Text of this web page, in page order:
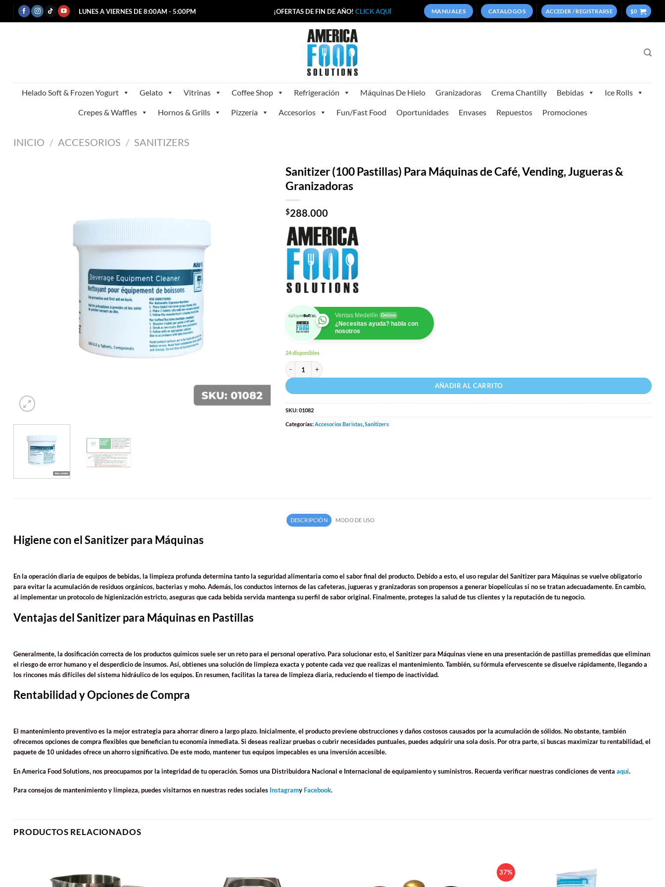
Saltar
LUNES A VIERNES DE 8:00AM - 5:00PM ¡OFERTAS DE FIN DE AÑO! CLICK AQUÍ MANUALES CATALOGOS ACCEDER / REGISTRARSE $0
Helado Soft & Frozen Yogurt Gelato Vitrinas Coffee Shop Refrigeración Máquinas De Hielo Granizadoras Crema Chantilly Bebidas Ice Rolls
Crepes & Waffles Hornos & Grills Pizzería Accesorios Fun/Fast Food Oportunidades Envases Repuestos Promociones
INICIO / ACCESORIOS / SANITIZERS
Sanitizer (100 Pastillas) Para Máquinas de Café, Vending, Jugueras &
Granizadoras
$288.000
Ventas Medellín Online
¿Necesitas ayuda? habla con
nosotros
24 disponibles
Sanitizer (100 Pastillas) Para Máquinas de Café, Vending, Jugueras & Granizadoras cantidad
AÑADIR AL CARRITO
SKU:01082
Categorías:Accesorios Baristas Sanitizers
DESCRIPCIÓN MODO DE USO
Higiene con el Sanitizer para Máquinas
En la operación diaria de equipos de bebidas, la limpieza profunda determina tanto la seguridad alimentaria como el sabor final del producto. Debido a esto, el uso regular del Sanitizer para Máquinas se vuelve obligatorio
para evitar la acumulación de residuos orgánicos, bacterias y moho. Además, los conductos internos de las cafeteras, jugueras y granizadoras son propensos a generar biopelículas si no se tratan adecuadamente. En cambio,
al implementar un protocolo de higienización estricto, aseguras que cada bebida servida mantenga su perfil de sabor original. Finalmente, proteges la salud de tus clientes y la reputación de tu negocio.
Ventajas del Sanitizer para Máquinas en Pastillas
Generalmente, la dosificación correcta de los productos químicos suele ser un reto para el personal operativo. Para solucionar esto, el Sanitizer para Máquinas viene en una presentación de pastillas premedidas que eliminan
el riesgo de error humano y el desperdicio de insumos. Así, obtienes una solución de limpieza exacta y potente cada vez que realizas el mantenimiento. También, su fórmula efervescente se disuelve rápidamente, llegando a
los rincones más difíciles del sistema hidráulico de los equipos. En resumen, facilitas la tarea de limpieza diaria, reduciendo el tiempo de inactividad.
Rentabilidad y Opciones de Compra
El mantenimiento preventivo es la mejor estrategia para ahorrar dinero a largo plazo. Inicialmente, el producto previene obstrucciones y daños costosos causados por la acumulación de sólidos. No obstante, también
ofrecemos opciones de compra flexibles que benefician tu economía inmediata. Si deseas realizar pruebas o cubrir necesidades puntuales, puedes adquirir una sola dosis. Por otra parte, si buscas maximizar tu rentabilidad, el
paquete de 10 unidades ofrece un ahorro significativo. De este modo, mantener tus equipos impecables es una inversión accesible.
En America Food Solutions, nos preocupamos por la integridad de tu operación. Somos una Distribuidora Nacional e Internacional de equipamiento y suministros. Recuerda verificar nuestrascondiciones de venta aquí.
Para consejos de mantenimiento y limpieza, puedes visitarnos en nuestras redes sociales Instagramy Facebook.
PRODUCTOS RELACIONADOS
37%